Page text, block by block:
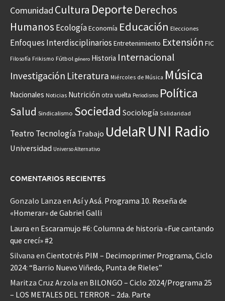
Comunidad Cultura Deporte Derechos
Humanos EcologíaEconomía Educación Elecciones
Enfoques Interdisciplinarios Entretenimiento Extensión FIC
Filosofía Frikismo Fútbol género Historia Internacional
Investigación Literatura Miércoles de Música Música
Nacionales Noticias Nutrición otra vuelta Periodismo Política
Salud Sindicalismo Sociedad Sociología Solidaridad
Teatro Tecnología Trabajo UdelaRUNI Radio
Universidad Universo Alternativo
COMENTARIOS RECIENTES
Gonzalo Lanza en Así y Asá. Programa 10. Reseña de
«Homerar» de Gabriel Galli
Laura en Escaramujo #6: Columna de historia «Fue cantando
que crecí» #2
Silvana en Cientotrés PIM – Decimoprimer Programa, Ciclo
2024: “Barrio Nuevo Viñedo, Punta de Rieles”
Maritza Cruz Arzola en BILONGO – Ciclo 2024/Programa 25
– LOS METALES DEL TERROR – 2da. Parte